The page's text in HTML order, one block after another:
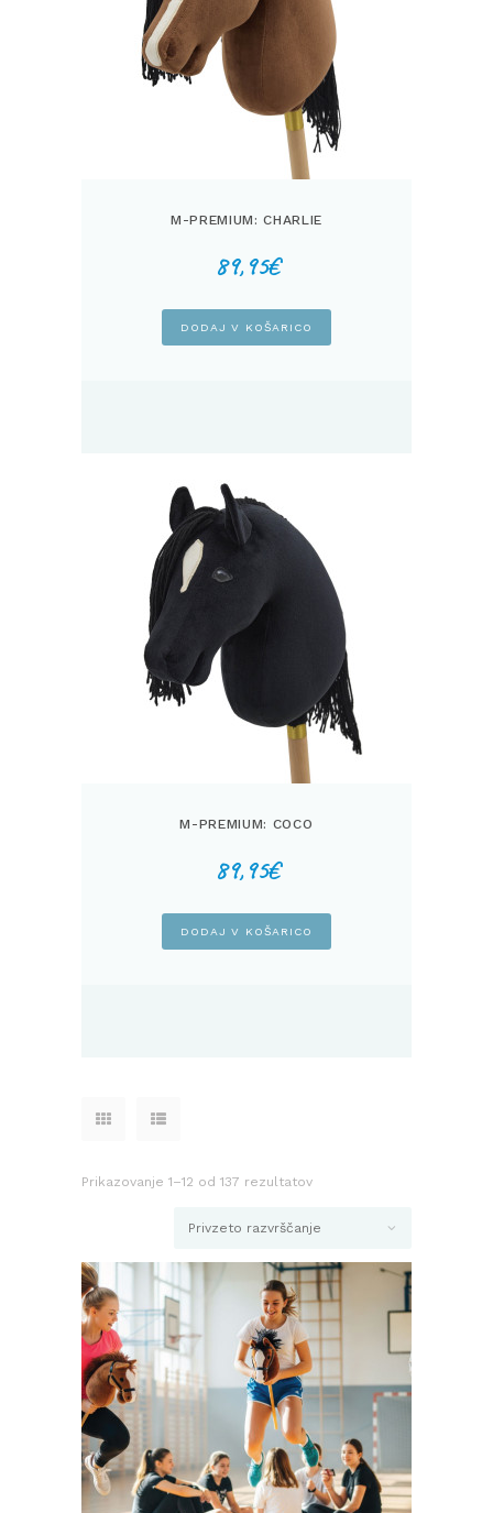
M-PREMIUM: CHARLIE
89,95€
DODAJ V KOŠARICO
M-PREMIUM: COCO
89,95€
DODAJ V KOŠARICO
Prikazovanje 1–12 od 137 rezultatov